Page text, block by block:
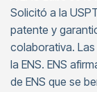
Solicitó a la
patente y
colaborativa.
la ENS. ENS
de ENS que se